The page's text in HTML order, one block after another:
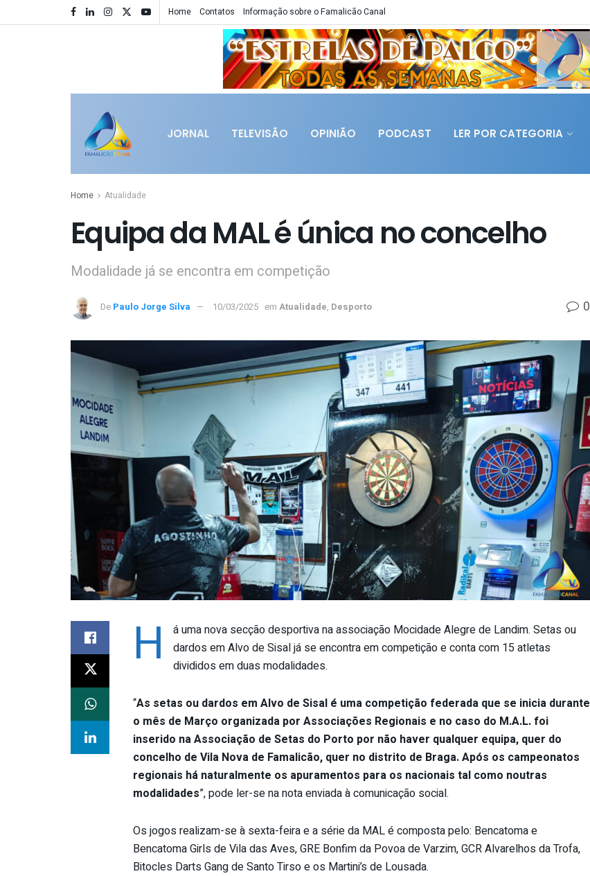
Home Contatos Informação sobre o Famalicão Canal
JORNAL TELEVISÃO OPINIÃO PODCAST LER POR CATEGORIA
Home Atualidade
Equipa da MAL é única no concelho
Modalidade já se encontra em competição
De Paulo Jorge Silva 10/03/2025 em Atualidade, Desporto 0
H
á uma nova secção desportiva na associação Mocidade Alegre de Landim. Setas ou
dardos em Alvo de Sisal já se encontra em competição e conta com 15 atletas
divididos em duas modalidades.
“As setas ou dardos em Alvo de Sisal é uma competição federada que se inicia durante
o mês de Março organizada por Associações Regionais e no caso do M.A.L. foi
inserido na Associação de Setas do Porto por não haver qualquer equipa, quer do
concelho de Vila Nova de Famalicão, quer no distrito de Braga. Após os campeonatos
regionais há naturalmente os apuramentos para os nacionais tal como noutras
modalidades”, pode ler-se na nota enviada à comunicação social.
Os jogos realizam-se à sexta-feira e a série da MAL é composta pelo: Bencatoma e
Bencatoma Girls de Vila das Aves, GRE Bonfim da Povoa de Varzim, GCR Alvarelhos da Trofa,
Bitocles Darts Gang de Santo Tirso e os Martini’s de Lousada.